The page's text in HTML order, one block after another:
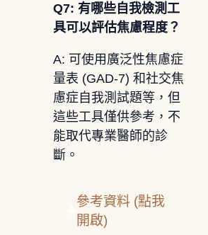
Q7: 有哪些自我檢測工
具可以評估焦慮程度？
A: 可使用廣泛性焦慮症
量表 (GAD-7) 和社交焦
慮症自我測試題等，但
這些工具僅供參考，不
能取代專業醫師的診
斷。
參考資料 (點我
開啟)